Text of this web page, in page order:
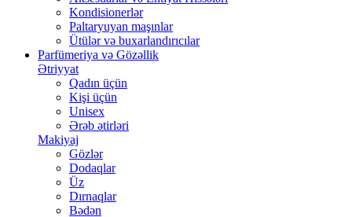
Kondisionerlər
Paltaryuyan maşınlar
Ütülər və buxarlandırıcılar
Parfümeriya və Gözəllik
Ətriyyat
Qadın üçün
Kişi üçün
Unisex
Ərəb ətirləri
Makiyaj
Gözlər
Dodaqlar
Üz
Dırnaqlar
Bədən